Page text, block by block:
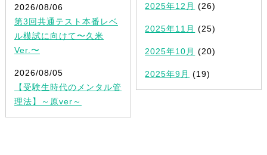
2026/08/06
第3回共通テスト本番レベ
ル模試に向けて〜久米
Ver.〜
2026/08/05
【受験生時代のメンタル管
理法】～原ver～
2025年12月 (26)
2025年11月 (25)
2025年10月 (20)
2025年9月 (19)